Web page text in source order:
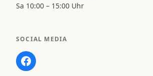
Sa 10:00 – 15:00 Uhr
SOCIAL MEDIA